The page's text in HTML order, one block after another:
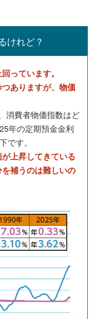
けれど？
っています。
ありますが、物価
消費者物価指数はど
年の定期預金金利
です。
上昇してきている
補うのは難しいの